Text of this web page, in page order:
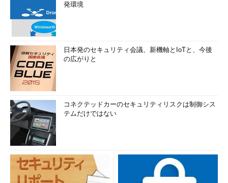
発環境
日本発のセキュリティ会議、新機軸とIoTと、今後
の広がりと
コネクテッドカーのセキュリティリスクは制御シス
テムだけではない